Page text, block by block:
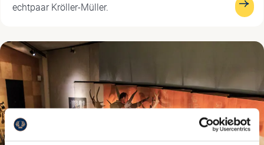
echtpaar Kröller-Müller.